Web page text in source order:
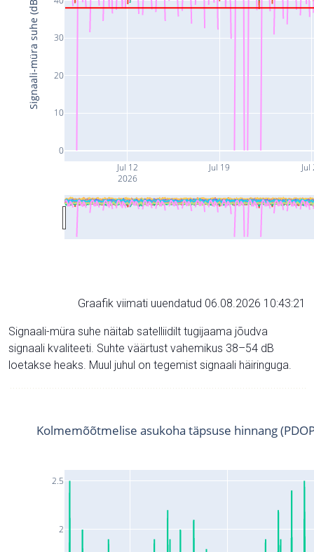
Jul 12
2026
Jul 19 Jul
0
10
20
30
Signaali-müra suhe (dB)
Graafik viimati uuendatud 06.08.2026 10:43:21
Signaali-müra suhe näitab satelliidilt tugijaama jõudva
signaali kvaliteeti. Suhte väärtust vahemikus 38–54 dB
loetakse heaks. Muul juhul on tegemist signaali häiringuga.
2
2.5
Kolmemõõtmelise asukoha täpsuse hinnang